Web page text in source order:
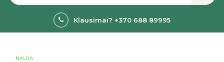
Klausimai? +370 688 89995
NAUJA